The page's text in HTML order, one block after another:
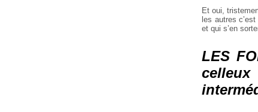
Et oui,
les autres
et qui s’en
LES